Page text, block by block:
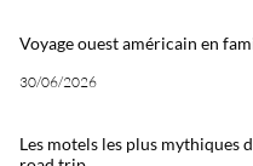
Voyage ouest américain en
30/06/2026
Les motels les plus mythiques